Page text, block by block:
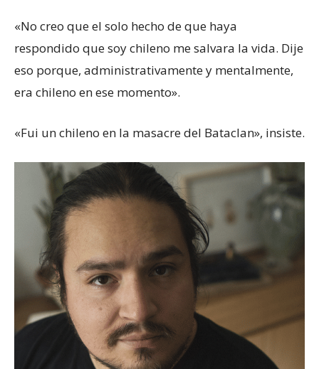
«No creo que el solo hecho de que haya
respondido que soy chileno me salvara la vida. Dije
eso porque, administrativamente y mentalmente,
era chileno en ese momento».
«Fui un chileno en la masacre del Bataclan», insiste.